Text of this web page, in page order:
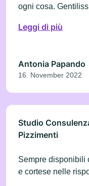
ogni cosa.
Leggi di più
Antonia Papando
16. November 2022
Studio
Pizzimenti
Sempre disponibili
e cortese nelle